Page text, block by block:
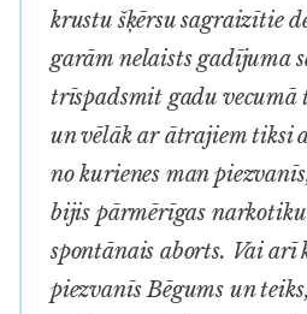
krustu šķērsu sagraizītie
garām nelaists gadījuma
trīspadsmit gadu vecumā
un vēlāk ar ātrajiem tiksi
no kurienes man
bijis pārmērīgas
spontānais aborts. Vai arī
piezvanīs Bēgums un